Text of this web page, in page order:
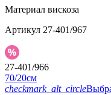
Материал вискоза
Артикул 27-401/967
27-401/966
70/20см
checkmark_alt_circle